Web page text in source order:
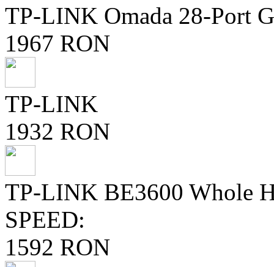
TP-LINK Omada 28-Port
1967 RON
TP-LINK
1932 RON
TP-LINK BE3600 Whole
SPEED:
1592 RON